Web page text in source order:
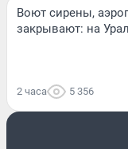
Воют сирены,
закрывают: на
2 часа 5 356